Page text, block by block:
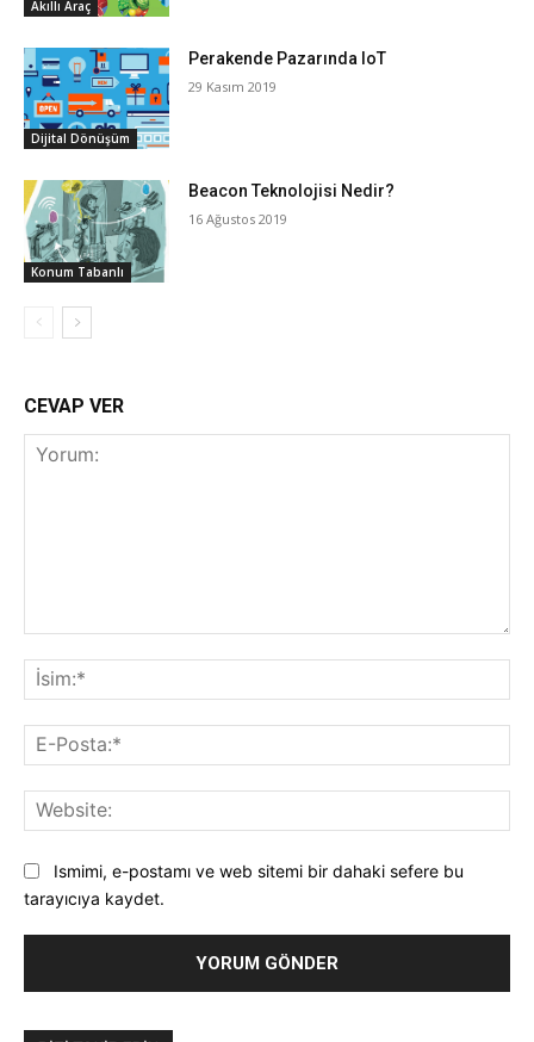
Akıllı Araç
Dijital Dönüşüm
Perakende Pazarında IoT
29 Kasım 2019
Konum Tabanlı
Beacon Teknolojisi Nedir?
16 Ağustos 2019
CEVAP VER
Ismimi, e-postamı ve web sitemi bir dahaki sefere bu
tarayıcıya kaydet.